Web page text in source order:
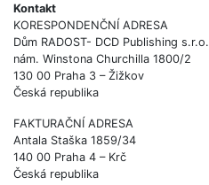
Kontakt
KORESPONDENČNÍ ADRESA
Dům RADOST- DCD Publishing s.r.o.
nám. Winstona Churchilla 1800/2
130 00 Praha 3 – Žižkov
Česká republika
FAKTURAČNÍ ADRESA
Antala Staška 1859/34
140 00 Praha 4 – Krč
Česká republika